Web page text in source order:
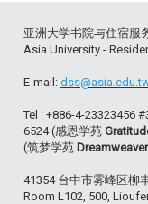
亚洲大学书院与住宿服
Asia University -
E-mail:
Tel : +886-4-23323456
6524 (感恩学苑
(筑梦学苑
41354 台中市雾峰区柳
Room L102, 500,